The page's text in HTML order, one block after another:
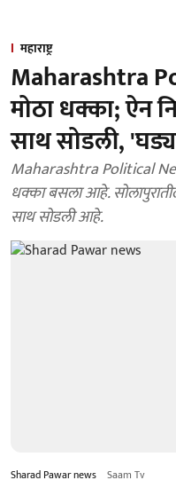
महाराष्ट्र
Maharashtra
मोठा धक्का; ऐन
साथ सोडली,
Maharashtra Political
धक्का बसला आहे.
साथ सोडली आहे.
Sharad Pawar news Saam Tv